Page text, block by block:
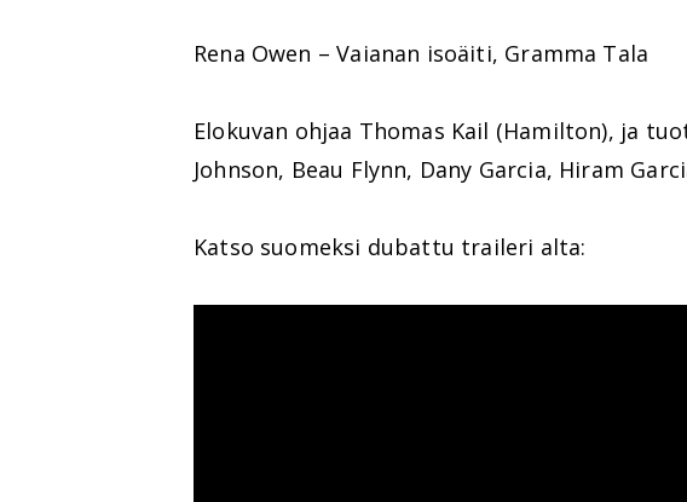
Rena Owen – Vaianan isoäiti, Gramma Tala
Elokuvan ohjaa Thomas Kail (Hamilton), ja
Johnson, Beau Flynn, Dany Garcia, Hiram
Katso suomeksi dubattu traileri alta: